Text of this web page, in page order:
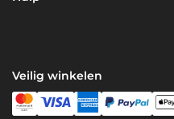
Veilig winkelen